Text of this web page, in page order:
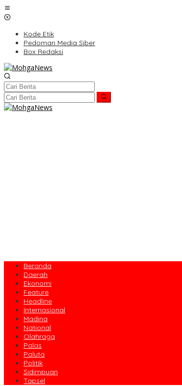
Lewati
ke
Kode Etik
Pedoman Media Siber
Box Redaksi
Beranda
Daerah
Ekonomi
Feature
Headline
Internasional
Madina
National
Olahraga
Palas
Paluta
Politik
Sidimpuan
Tapsel